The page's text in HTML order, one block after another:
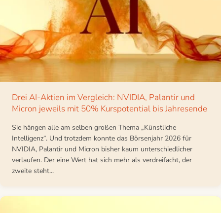
Drei AI-Aktien im Vergleich: NVIDIA, Palantir und
Micron jeweils mit 50% Kurspotential bis Jahresende
Sie hängen alle am selben großen Thema „Künstliche
Intelligenz“. Und trotzdem konnte das Börsenjahr 2026 für
NVIDIA, Palantir und Micron bisher kaum unterschiedlicher
verlaufen. Der eine Wert hat sich mehr als verdreifacht, der
zweite steht...